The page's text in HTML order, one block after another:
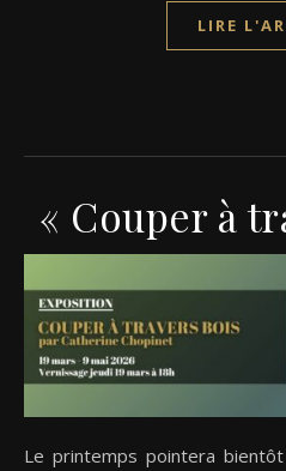
LIRE
« Couper à
Le printemps pointera bientôt le bout de son nez, avec